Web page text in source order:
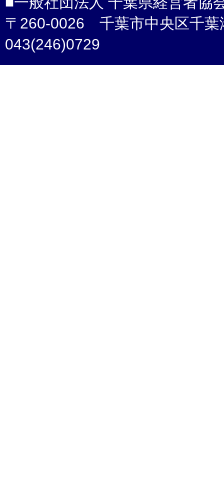
〒260-0026 千葉市中央区千葉
043(246)0729